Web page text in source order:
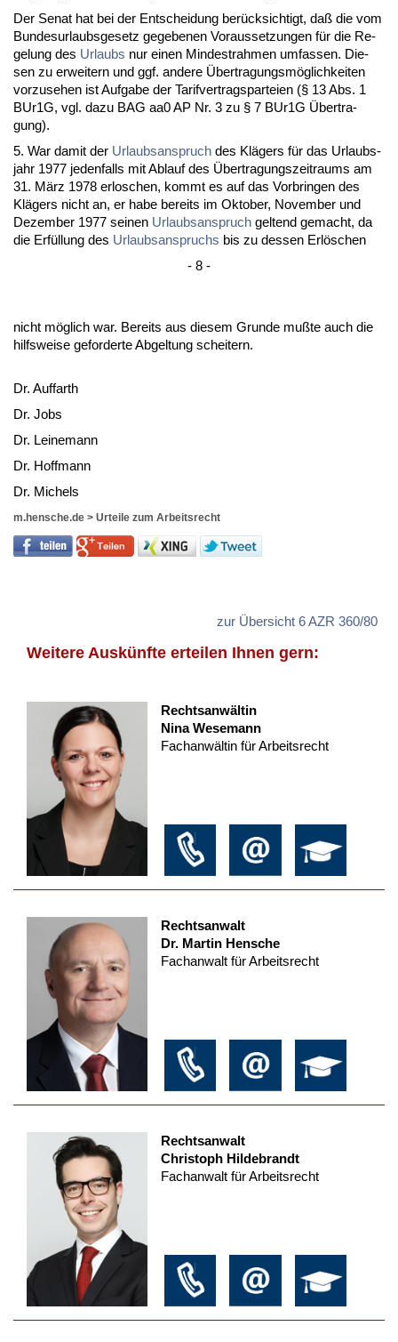
Der Se­nat hat bei der Ent­schei­dung berück­sich­tigt, daß die vom
Bun­des­ur­laubs­ge­setz ge­ge­be­nen Vor­aus­set­zun­gen für die Re­
ge­lung des Ur­laubs nur ei­nen Min­dest­rah­men um­fas­sen. Die­
sen zu er­wei­tern und ggf. an­de­re Über­tra­gungsmöglich­kei­ten
vor­zu­se­hen ist Auf­ga­be der Ta­rif­ver­trags­par­tei­en (§ 13 Abs. 1
BUr1G, vgl. da­zu BAG aa0 AP Nr. 3 zu § 7 BUr1G Über­tra­
gung).
5. War da­mit der Ur­laubs­an­spruch des Klägers für das Ur­laubs­
jahr 1977 je­den­falls mit Ab­lauf des Über­tra­gungs­zeit­raums am
31. März 1978 er­lo­schen, kommt es auf das Vor­brin­gen des
Klägers nicht an, er ha­be be­reits im Ok­to­ber, No­vem­ber und
De­zem­ber 1977 sei­nen Ur­laubs­an­spruch gel­tend ge­macht, da
die Erfüllung des Ur­laubs­an­spruchs bis zu des­sen Erlöschen
- 8 -
nicht möglich war. Be­reits aus die­sem Grun­de mußte auch die
hilfs­wei­se ge­for­der­te Ab­gel­tung schei­tern.
Dr. Auf­farth
Dr. Jobs
Dr. Lei­ne­mann
Dr. Hoff­mann
Dr. Mi­chels
m.hensche.de > Urteile zum Arbeitsrecht
zur Übersicht 6 AZR 360/80
Weitere Auskünfte erteilen Ihnen gern:
Rechtsanwältin
Nina Wesemann
Fachanwältin für Arbeitsrecht
Rechtsanwalt
Dr. Martin Hensche
Fachanwalt für Arbeitsrecht
Rechtsanwalt
Christoph Hildebrandt
Fachanwalt für Arbeitsrecht